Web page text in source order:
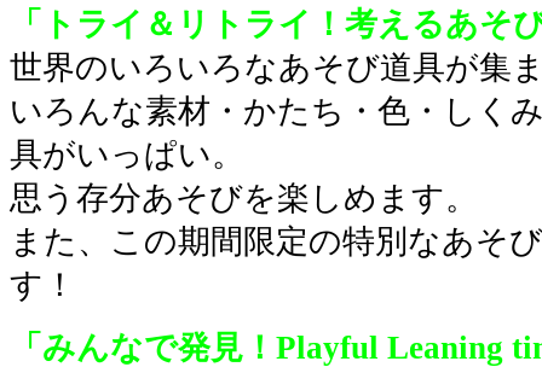
「トライ＆リトライ！考えるあそ
世界のいろいろなあそび道具が集
いろんな素材・かたち・色・しく
具がいっぱい。
思う存分あそびを楽しめます。
また、この期間限定の特別なあそ
す！
「みんなで発見！Playful Leaning